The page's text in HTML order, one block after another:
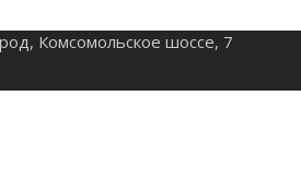
Комсомольское шоссе, 7